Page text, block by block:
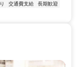
交通費支給
長期歓迎